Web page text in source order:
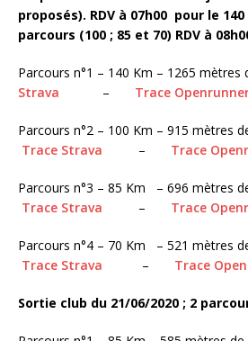
proposés). RDV à 07h00 pour le
parcours (100 ; 85 et 70) RDV à
Parcours n°1 – 140 Km – 1265
Strava – Trace
Parcours n°2 – 100 Km – 915
Trace Strava – Trace
Parcours n°3 – 85 Km – 696
Trace Strava – Trace
Parcours n°4 – 70 Km – 521
Trace Strava – Trace
Sortie club du 21/06/2020 ; 2